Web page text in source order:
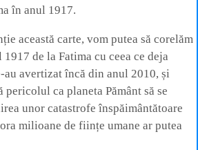
în anul 1917.
această carte, vom putea să corelăm
de la Fatima cu ceea ce deja
avertizat încă din anul 2010, și
pericolul ca planeta Pământ să se
unor catastrofe înspăimântătoare
milioane de ființe umane ar putea